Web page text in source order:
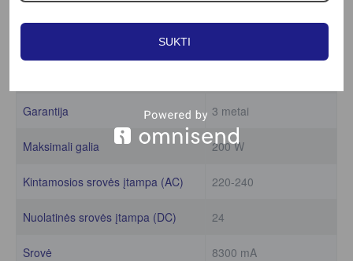
200W LED maitinimo šaltinis, 24V, IP20
Garantija 3 metai
Maksimali galia 200 W
Kintamosios srovės įtampa (AC) 220-240
Nuolatinės srovės įtampa (DC) 24
Srovė 8300 mA
SUKTI